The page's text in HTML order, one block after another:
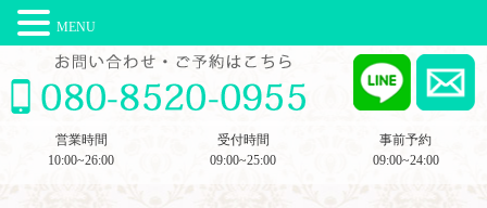
営業時間
10:00~26:00
受付時間
09:00~25:00
事前予約
09:00~24:00
MENU